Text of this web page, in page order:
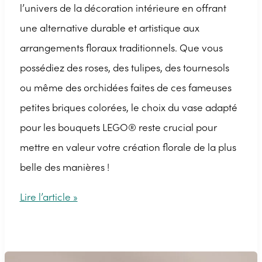
l’univers de la décoration intérieure en offrant
une alternative durable et artistique aux
arrangements floraux traditionnels. Que vous
possédiez des roses, des tulipes, des tournesols
ou même des orchidées faites de ces fameuses
petites briques colorées, le choix du vase adapté
pour les bouquets LEGO® reste crucial pour
mettre en valeur votre création florale de la plus
belle des manières !
Nos
bien
Lire l’article »